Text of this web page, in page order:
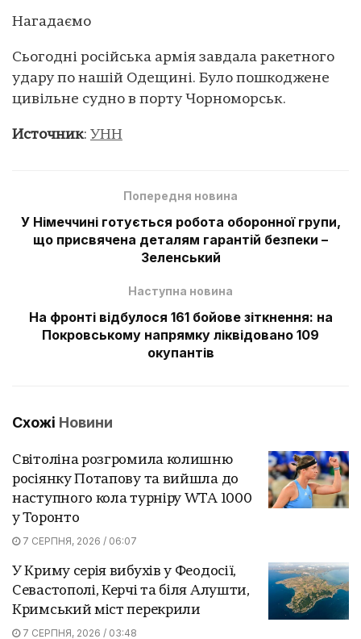
Нагадаємо
Сьогодні російська армія завдала ракетного
удару по нашій Одещині. Було пошкоджене
цивільне судно в порту Чорноморськ.
Источник: УНН
Попередня новина
У Німеччині готується робота оборонної групи,
що присвячена деталям гарантій безпеки –
Зеленський
Наступна новина
На фронті відбулося 161 бойове зіткнення: на
Покровському напрямку ліквідовано 109
окупантів
Схожі Новини
Світоліна розгромила колишню
росіянку Потапову та вийшла до
наступного кола турніру WTA 1000
у Торонто
7 СЕРПНЯ, 2026 / 06:07
У Криму серія вибухів у Феодосії,
Севастополі, Керчі та біля Алушти,
Кримський міст перекрили
7 СЕРПНЯ, 2026 / 03:48